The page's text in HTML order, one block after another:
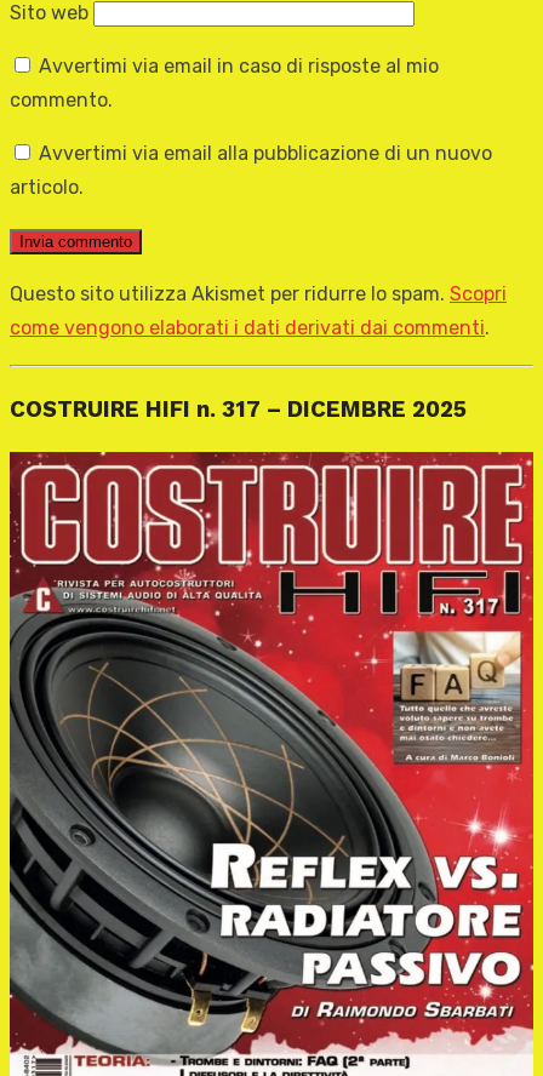
Sito web
Avvertimi via email in caso di risposte al mio
commento.
Avvertimi via email alla pubblicazione di un nuovo
articolo.
Questo sito utilizza Akismet per ridurre lo spam. Scopri
come vengono elaborati i dati derivati dai commenti.
COSTRUIRE HIFI n. 317 – DICEMBRE 2025